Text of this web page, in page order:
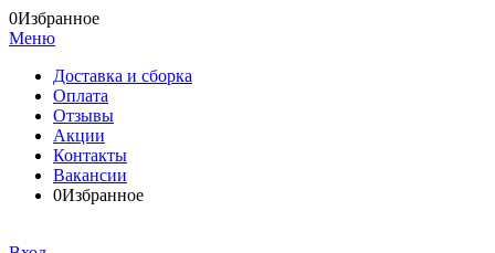
0Избранное
Меню
Доставка и сборка
Оплата
Отзывы
Акции
Контакты
Вакансии
0Избранное